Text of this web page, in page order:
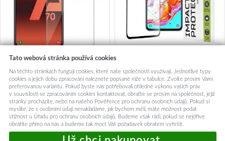
Ochranné flexibilní sklo HD
Ultra na Samsung A70
199,-
Okamžité odeslání
Přidat do košíku
Samsung Galaxy A70 A70s
A90 5G Black
199,-
Skladem k objednání
Přidat do košíku
Tato webová stránka používá cookies
Na těchto stránkách fungují cookies, které naše společnosti využívají. Jednotlivé typy
cookies a jejich dobu zpracování naleznete popsané níže v tabulce. Zvolte prosím Vámi
preferovanou variantu. Pokud byste nás potřebovali ohledně výkonu vašich práv
v souvislosti se zpracováním cookies kontaktovat, obraťte se prosím na společnost, jejíž
stránky procházíte, nebo na našeho Pověřence pro ochranu osobních údajů. Pokud si
myslíte, že s osobními údaji nenakládáme, jak bychom měli, máte možnost podat
stížnost u Úřadu pro ochranu osobních údajů. Budeme však rádi, pokud se nejdříve
obrátíte přímo na nás a budeme tak moct Váš požadavek obratem vyřešit.